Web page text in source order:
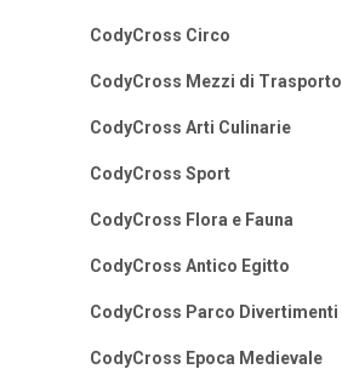
CodyCross Circo
CodyCross Mezzi di Trasporto
CodyCross Arti Culinarie
CodyCross Sport
CodyCross Flora e Fauna
CodyCross Antico Egitto
CodyCross Parco Divertimenti
CodyCross Epoca Medievale